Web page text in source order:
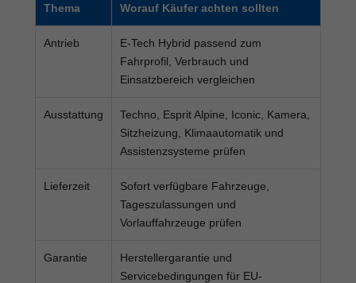
Thema Worauf Käufer achten sollten
Antrieb
E-Tech Hybrid passend zum
Fahrprofil, Verbrauch und
Einsatzbereich vergleichen
Ausstattung
Techno, Esprit Alpine, Iconic, Kamera,
Sitzheizung, Klimaautomatik und
Assistenzsysteme prüfen
Lieferzeit
Sofort verfügbare Fahrzeuge,
Tageszulassungen und
Vorlauffahrzeuge prüfen
Garantie
Herstellergarantie und
Servicebedingungen für EU-